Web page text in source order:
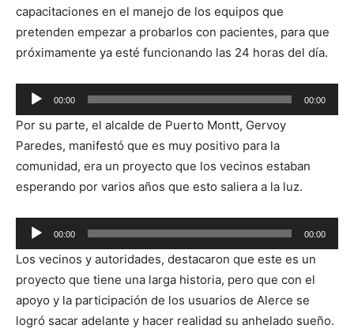
capacitaciones en el manejo de los equipos que
pretenden empezar a probarlos con pacientes, para que
próximamente ya esté funcionando las 24 horas del día.
Reproductor
de
audio
00:00 00:00
Por su parte, el alcalde de Puerto Montt, Gervoy
Paredes, manifestó que es muy positivo para la
comunidad, era un proyecto que los vecinos estaban
esperando por varios años que esto saliera a la luz.
Reproductor
de
audio
00:00 00:00
Los vecinos y autoridades, destacaron que este es un
proyecto que tiene una larga historia, pero que con el
apoyo y la participación de los usuarios de Alerce se
logró sacar adelante y hacer realidad su anhelado sueño.